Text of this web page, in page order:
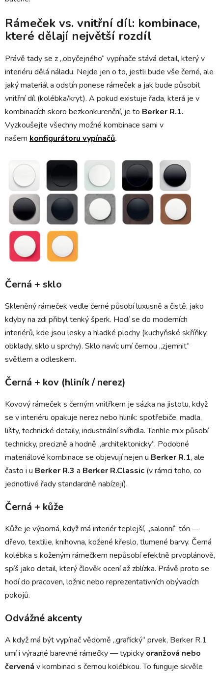
Rámeček vs. vnitřní díl: kombinace,
které dělají největší rozdíl
Právě tady se z „obyčejného“ vypínače stává detail, který v
interiéru dělá náladu. Nejde jen o to, jestli bude vše černé, ale
jaký materiál a odstín ponese rámeček a jak bude působit
vnitřní díl (kolébka/kryt). A pokud existuje řada, která je v
kombinacích skoro bezkonkurenční, je to Berker R.1.
Vyzkoušejte všechny možné kombinace sami v
našem konfigurátoru vypínačů.
Černá + sklo
Skleněný rámeček vedle černé působí luxusně a čistě, jako
kdyby na zdi přibyl tenký šperk. Hodí se do moderních
interiérů, kde jsou lesky a hladké plochy (kuchyňské skříňky,
obklady, sklo u sprchy). Sklo navíc umí černou „zjemnit“
světlem a odleskem.
Černá + kov (hliník / nerez)
Kovový rámeček s černým vnitřkem je sázka na jistotu, když
se v interiéru opakuje nerez nebo hliník: spotřebiče, madla,
lišty, technické detaily, industriální svítidla. Tenhle mix působí
technicky, precizně a hodně „architektonicky“. Podobné
materiálové kombinace se objevují nejen u Berker R.1, ale
často i u Berker R.3 a Berker R.Classic (v rámci toho, co
jednotlivé řady standardně nabízejí).
Černá + kůže
Kůže je výborná, když má interiér teplejší, „salonní“ tón —
dřevo, textilie, knihovna, kožené křeslo, tlumené barvy. Černá
kolébka s koženým rámečkem nepůsobí efektně prvoplánově,
spíš jako detail, který člověk ocení až zblízka. Právě proto se
hodí do pracoven, ložnic nebo reprezentativních obývacích
pokojů.
Odvážné akcenty
A když má být vypínač vědomě „grafický“ prvek, Berker R.1
umí i výrazné barevné rámečky — typicky oranžová nebo
červená v kombinaci s černou kolébkou. To funguje skvěle